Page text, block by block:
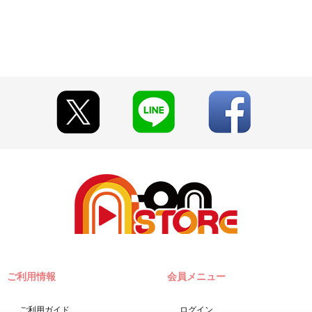
、交換・返品はできかねます。予めご了承ください。
それ以上のお買い物の際は、決済後に新たにご注文をお願いいた
える場合がございます。あらかじめご了承ください。
日）翌日に決済処理を実施いたします。
さい。
ご利用情報
ご利用ガイド
会員メニュー
ログイン